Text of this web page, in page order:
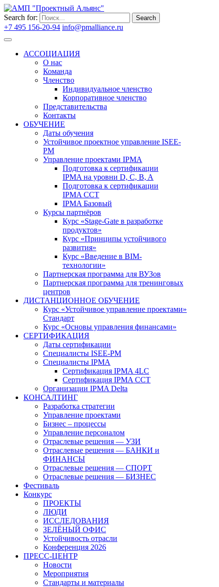
Search for: Search
+7 495 156-20-94 info@pmalliance.ru
АССОЦИАЦИЯ
О нас
Команда
Членство
Индивидуальное членство
Корпоративное членство
Представительства
Контакты
ОБУЧЕНИЕ
Даты обучения
Устойчивое проектное управление ISEE-
PM
Управление проектами IPMA
Подготовка к сертификации
IPMA на уровни D, C, B, A
Подготовка к сертификации
IPMA CCT
IPMA Базовый
Курсы партнёров
Курс «Stage-Gate в разработке
продуктов»
Курс «Принципы устойчивого
развития»
Курс «Введение в BIM-
технологии»
Партнерская программа для ВУЗов
Партнерская программа для тренинговых
центров
ДИСТАНЦИОННОЕ ОБУЧЕНИЕ
Курс «Устойчивое управление проектами»
Стандарт
Курс «Основы управления финансами»
СЕРТИФИКАЦИЯ
Даты сертификации
Специалисты ISEE-PM
Специалисты IPMA
Сертификация IPMA 4LC
Сертификация IPMA CCT
Организации IPMA Delta
КОНСАЛТИНГ
Разработка стратегии
Управление проектами
Бизнес – процессы
Управление персоналом
Отраслевые решения — УЗИ
Отраслевые решения — БАНКИ и
ФИНАНСЫ
Отраслевые решения — СПОРТ
Отраслевые решения — БИЗНЕС
Фестиваль
Конкурс
ПРОЕКТЫ
ЛЮДИ
ИССЛЕДОВАНИЯ
ЗЕЛЁНЫЙ ОФИС
Устойчивость отрасли
Конференция 2026
ПРЕСС-ЦЕНТР
Новости
Мероприятия
Стандарты и материалы